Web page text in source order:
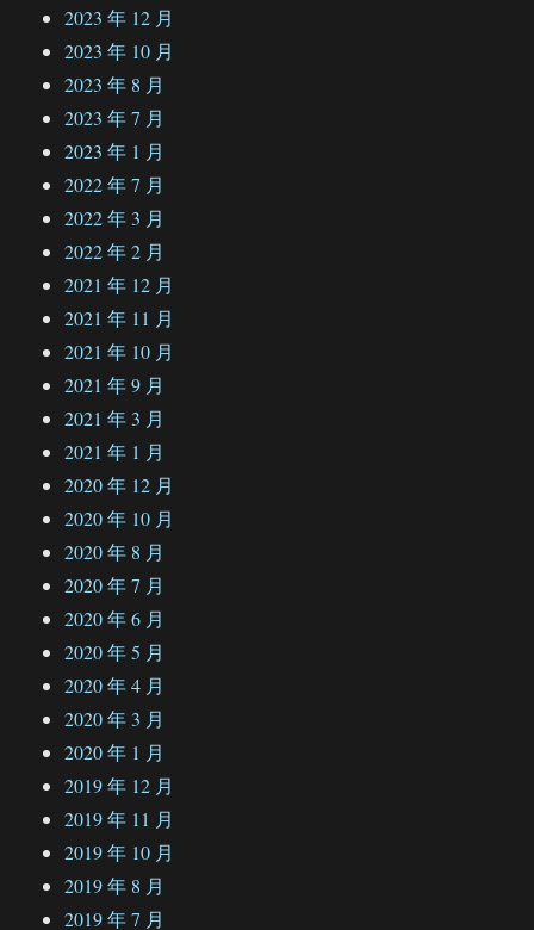
2023 年 12 月
2023 年 10 月
2023 年 8 月
2023 年 7 月
2023 年 1 月
2022 年 7 月
2022 年 3 月
2022 年 2 月
2021 年 12 月
2021 年 11 月
2021 年 10 月
2021 年 9 月
2021 年 3 月
2021 年 1 月
2020 年 12 月
2020 年 10 月
2020 年 8 月
2020 年 7 月
2020 年 6 月
2020 年 5 月
2020 年 4 月
2020 年 3 月
2020 年 1 月
2019 年 12 月
2019 年 11 月
2019 年 10 月
2019 年 8 月
2019 年 7 月